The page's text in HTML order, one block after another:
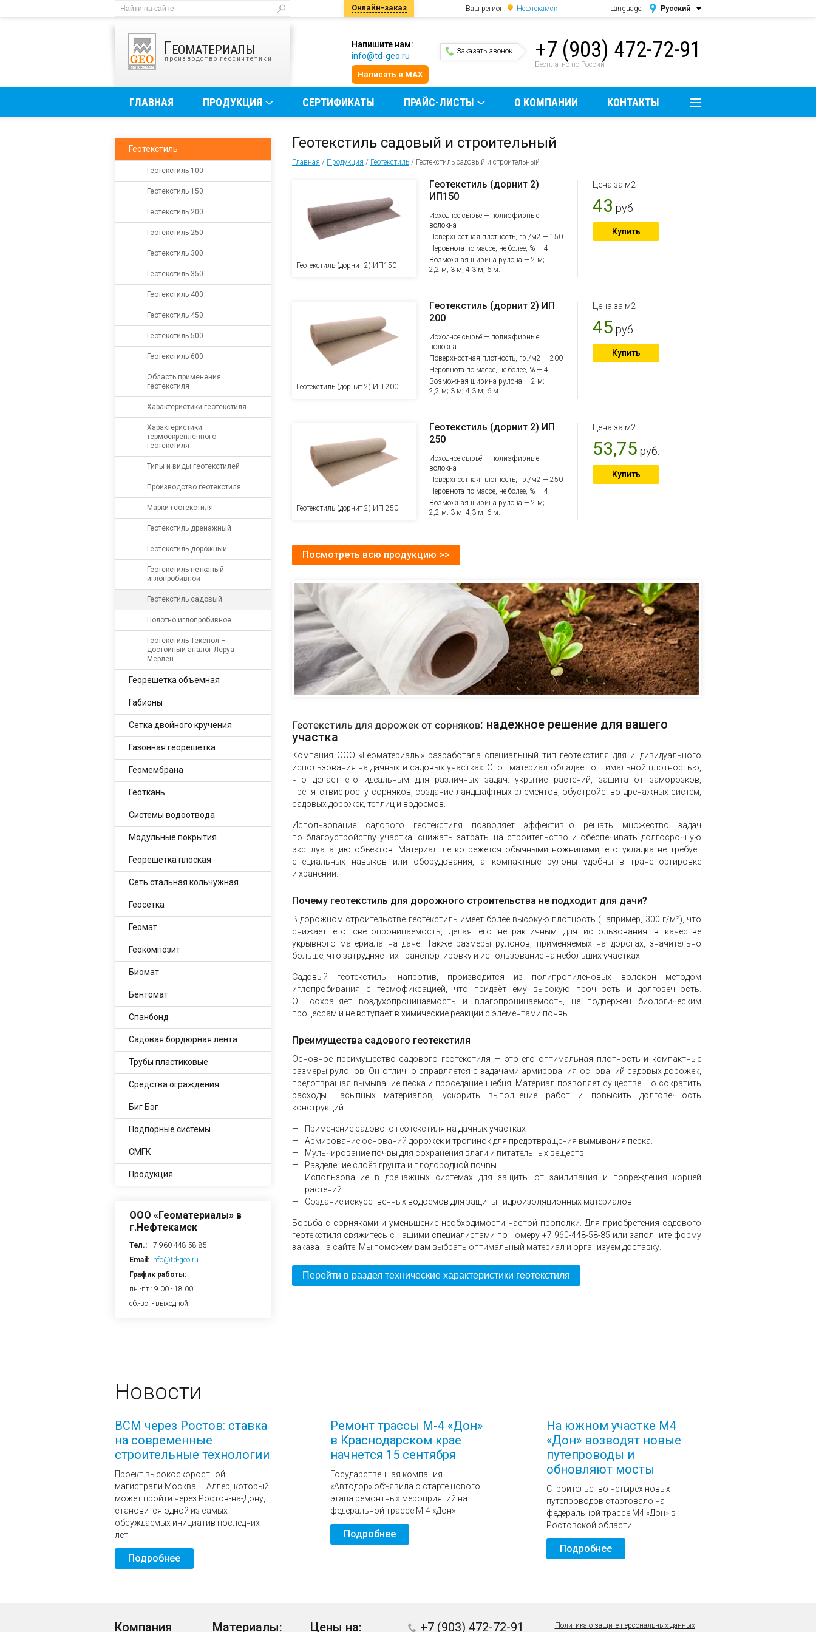
Онлайн-заказ Ваш регион: Нефтекамск Language: Русский
English
+7 (903) 472-72-91
Бесплатно по России
Заказать звонок
Напишите нам:
info@td-geo.ru
Написать в MAX
Геоматериалы
производство геосинтетики
ГЛАВНАЯ ПРОДУКЦИЯ СЕРТИФИКАТЫ ПРАЙС-ЛИСТЫ О КОМПАНИИ КОНТАКТЫ
Геотекстиль садовый и строительный
Главная / Продукция / Геотекстиль / Геотекстиль садовый и строительный
Геотекстиль (дорнит 2) ИП150
Геотекстиль (дорнит 2)
ИП150
Исходное сырьё — полиэфирные
волокна
Поверхностная плотность, гр./м2 — 150
Неровнота по массе, не более, % — 4
Возможная ширина рулона — 2 м;
2,2 м; 3 м; 4,3 м; 6 м.
Цена за м2
43 руб.
Купить
Геотекстиль (дорнит 2) ИП 200
Геотекстиль (дорнит 2) ИП
200
Исходное сырьё — полиэфирные
волокна
Поверхностная плотность, гр./м2 — 200
Неровнота по массе, не более, % — 4
Возможная ширина рулона — 2 м;
2,2 м; 3 м; 4,3 м; 6 м.
Цена за м2
45 руб.
Купить
Геотекстиль (дорнит 2) ИП 250
Геотекстиль (дорнит 2) ИП
250
Исходное сырьё — полиэфирные
волокна
Поверхностная плотность, гр./м2 — 250
Неровнота по массе, не более, % — 4
Возможная ширина рулона — 2 м;
2,2 м; 3 м; 4,3 м; 6 м.
Цена за м2
53,75 руб.
Купить
Посмотреть всю продукцию >>
Геотекстиль для дорожек от сорняков: надежное решение для вашего
участка
Компания ООО «Геоматериалы» разработала специальный тип геотекстиля для индивидуального
использования на дачных и садовых участках. Этот материал обладает оптимальной плотностью,
что делает его идеальным для различных задач: укрытие растений, защита от заморозков,
препятствие росту сорняков, создание ландшафтных элементов, обустройство дренажных систем,
садовых дорожек, теплиц и водоемов.
Использование садового геотекстиля позволяет эффективно решать множество задач
по благоустройству участка, снижать затраты на строительство и обеспечивать долгосрочную
эксплуатацию объектов. Материал легко режется обычными ножницами, его укладка не требует
специальных навыков или оборудования, а компактные рулоны удобны в транспортировке
и хранении.
Почему геотекстиль для дорожного строительства не подходит для дачи?
В дорожном строительстве геотекстиль имеет более высокую плотность (например, 300 г/м²), что
снижает его светопроницаемость, делая его непрактичным для использования в качестве
укрывного материала на даче. Также размеры рулонов, применяемых на дорогах, значительно
больше, что затрудняет их транспортировку и использование на небольших участках.
Садовый геотекстиль, напротив, производится из полипропиленовых волокон методом
иглопробивания с термофиксацией, что придаёт ему высокую прочность и долговечность.
Он сохраняет воздухопроницаемость и влагопроницаемость, не подвержен биологическим
процессам и не вступает в химические реакции с элементами почвы.
Преимущества садового геотекстиля
Основное преимущество садового геотекстиля — это его оптимальная плотность и компактные
размеры рулонов. Он отлично справляется с задачами армирования оснований садовых дорожек,
предотвращая вымывание песка и проседание щебня. Материал позволяет существенно сократить
расходы насыпных материалов, ускорить выполнение работ и повысить долговечность
конструкций.
Применение садового геотекстиля на дачных участках
Армирование оснований дорожек и тропинок для предотвращения вымывания песка.
Мульчирование почвы для сохранения влаги и питательных веществ.
Разделение слоёв грунта и плодородной почвы.
Использование в дренажных системах для защиты от заиливания и повреждения корней
растений.
Создание искусственных водоёмов для защиты гидроизоляционных материалов.
Борьба с сорняками и уменьшение необходимости частой прополки. Для приобретения садового
геотекстиля свяжитесь с нашими специалистами по номеру +7 960-448-58-85 или заполните форму
заказа на сайте. Мы поможем вам выбрать оптимальный материал и организуем доставку.
Перейти в раздел технические характеристики геотекстиля
Геотекстиль
Геотекстиль 100
Геотекстиль 150
Геотекстиль 200
Геотекстиль 250
Геотекстиль 300
Геотекстиль 350
Геотекстиль 400
Геотекстиль 450
Геотекстиль 500
Геотекстиль 600
Область применения
геотекстиля
Характеристики геотекстиля
Характеристики
термоскрепленного
геотекстиля
Типы и виды геотекстилей
Производство геотекстиля
Марки геотекстиля
Геотекстиль дренажный
Геотекстиль дорожный
Геотекстиль нетканый
иглопробивной
Геотекстиль садовый
Полотно иглопробивное
Геотекстиль Текспол –
достойный аналог Леруа
Мерлен
Георешетка объемная
Габионы
Сетка двойного кручения
Газонная георешетка
Геомембрана
Геоткань
Системы водоотвода
Модульные покрытия
Георешетка плоская
Сеть стальная кольчужная
Геосетка
Геомат
Геокомпозит
Биомат
Бентомат
Спанбонд
Садовая бордюрная лента
Трубы пластиковые
Средства ограждения
Биг Бэг
Подпорные системы
СМГК
Продукция
ООО «Геоматериалы» в
г.Нефтекамск
Тел.: +7 960-448-58-85
Email: info@td-geo.ru
График работы:
пн.-пт.: 9.00 - 18.00
сб.-вс. - выходной
Новости
ВСМ через Ростов: ставка
на современные
строительные технологии
Проект высокоскоростной
магистрали Москва — Адлер, который
может пройти через Ростов-на-Дону,
становится одной из самых
обсуждаемых инициатив последних
лет
Подробнее
Ремонт трассы М-4 «Дон»
в Краснодарском крае
начнется 15 сентября
Государственная компания
«Автодор» объявила о старте нового
этапа ремонтных мероприятий на
федеральной трассе М-4 «Дон»
Подробнее
На южном участке М4
«Дон» возводят новые
путепроводы и
обновляют мосты
Строительство четырёх новых
путепроводов стартовало на
федеральной трассе М4 «Дон» в
Ростовской области
Подробнее
Компания Материалы: Цены на: +7 (903) 472-72-91 Политика о защите персональных данных